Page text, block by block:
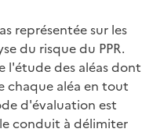
représentée sur les
du risque du PPR.
l'étude des aléas dont
chaque aléa en tout
d'évaluation est
conduit à délimiter